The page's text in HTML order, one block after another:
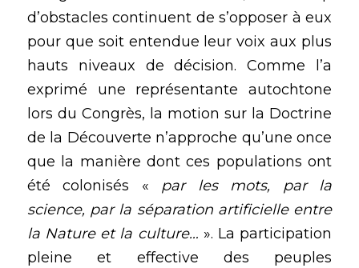
d’obstacles continuent de s’opposer à eux
pour que soit entendue leur voix aux plus
hauts niveaux de décision. Comme l’a
exprimé une représentante autochtone
lors du Congrès, la motion sur la Doctrine
de la Découverte n’approche qu’une once
que la manière dont ces populations ont
été colonisés « par les mots, par la
science, par la séparation artificielle entre
la Nature et la culture… ». La participation
pleine et effective des peuples